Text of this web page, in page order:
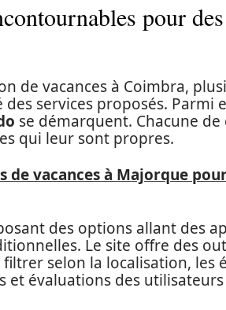
pour
de vacances à Coimbra,
services proposés. Parmi
se démarquent. Chacune de
qui leur sont propres.
de vacances à Majorque
des options allant des
Le site offre des
selon la localisation, les
et évaluations des